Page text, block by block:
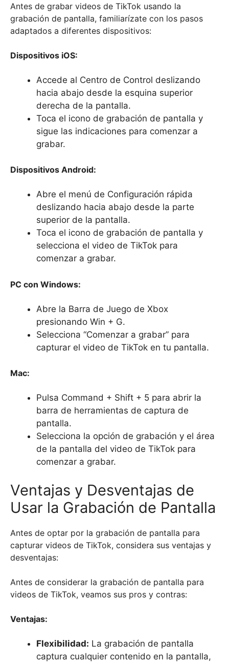
Antes de grabar videos de TikTok usando la
grabación de pantalla, familiarízate con los pasos
adaptados a diferentes dispositivos:
Dispositivos iOS:
Accede al Centro de Control deslizando
hacia abajo desde la esquina superior
derecha de la pantalla.
Toca el icono de grabación de pantalla y
sigue las indicaciones para comenzar a
grabar.
Dispositivos Android:
Abre el menú de Configuración rápida
deslizando hacia abajo desde la parte
superior de la pantalla.
Toca el icono de grabación de pantalla y
selecciona el video de TikTok para
comenzar a grabar.
PC con Windows:
Abre la Barra de Juego de Xbox
presionando Win + G.
Selecciona “Comenzar a grabar” para
capturar el video de TikTok en tu pantalla.
Mac:
Pulsa Command + Shift + 5 para abrir la
barra de herramientas de captura de
pantalla.
Selecciona la opción de grabación y el área
de la pantalla del video de TikTok para
comenzar a grabar.
Ventajas y Desventajas de
Usar la Grabación de Pantalla
Antes de optar por la grabación de pantalla para
capturar videos de TikTok, considera sus ventajas y
desventajas:
Antes de considerar la grabación de pantalla para
videos de TikTok, veamos sus pros y contras:
Ventajas:
Flexibilidad: La grabación de pantalla
captura cualquier contenido en la pantalla,